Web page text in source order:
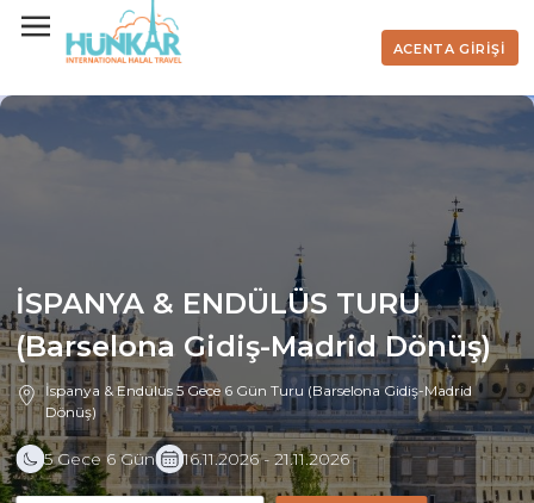
ACENTA GİRİŞİ
İSPANYA & ENDÜLÜS TURU
(Barselona Gidiş-Madrid Dönüş)
İspanya & Endülüs 5 Gece 6 Gün Turu (Barselona Gidiş-Madrid
Dönüş)
5 Gece 6 Gün 16.11.2026 - 21.11.2026